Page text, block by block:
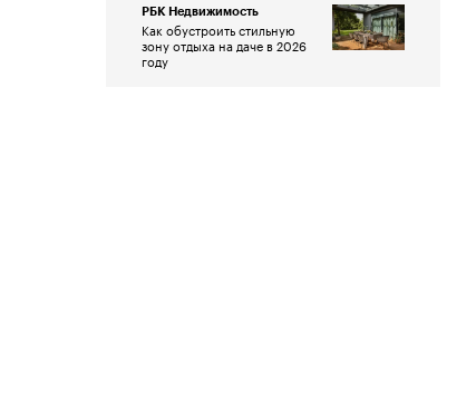
РБК Недвижимость
Как обустроить стильную
зону отдыха на даче в 2026
году